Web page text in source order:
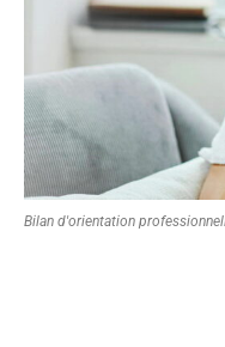
Bilan d'orientation